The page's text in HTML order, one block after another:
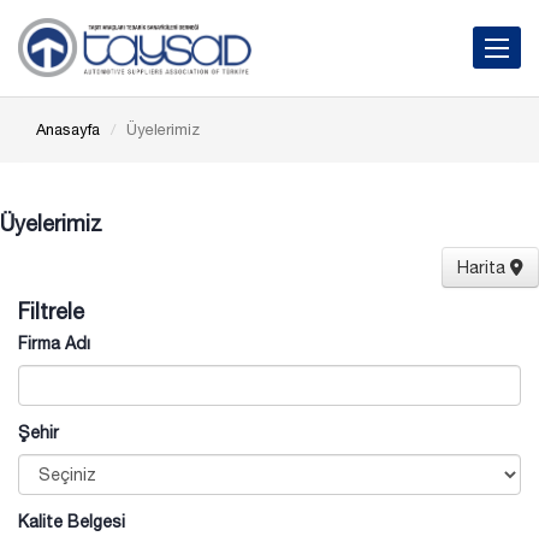
Toggle
Anasayfa Üyelerimiz
Üyelerimiz
Harita
Filtrele
Firma Adı
Şehir
Kalite Belgesi